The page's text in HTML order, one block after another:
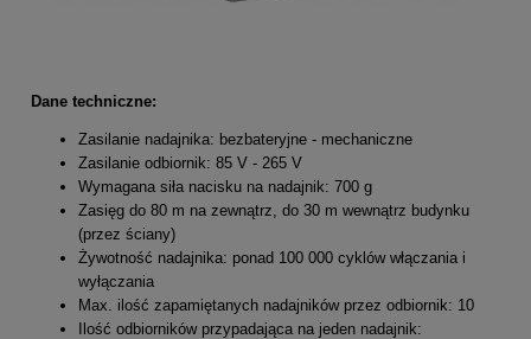
Dane techniczne:
Zasilanie nadajnika: bezbateryjne - mechaniczne
Zasilanie odbiornik: 85 V - 265 V
Wymagana siła nacisku na nadajnik: 700 g
Zasięg do 80 m na zewnątrz, do 30 m wewnątrz budynku
(przez ściany)
Żywotność nadajnika: ponad 100 000 cyklów włączania i
wyłączania
Max. ilość zapamiętanych nadajników przez odbiornik: 10
Ilość odbiorników przypadająca na jeden nadajnik: